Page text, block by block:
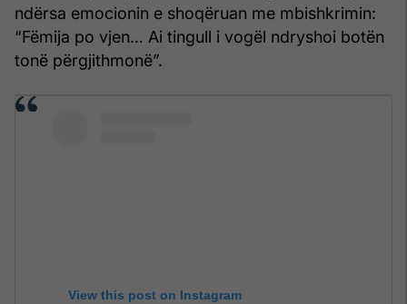
ndërsa emocionin e shoqëruan me mbishkrimin:
“Fëmija po vjen… Ai tingull i vogël ndryshoi botën
tonë përgjithmonë”.
View this post on Instagram